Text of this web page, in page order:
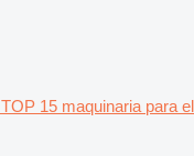
15 maquinaria para el